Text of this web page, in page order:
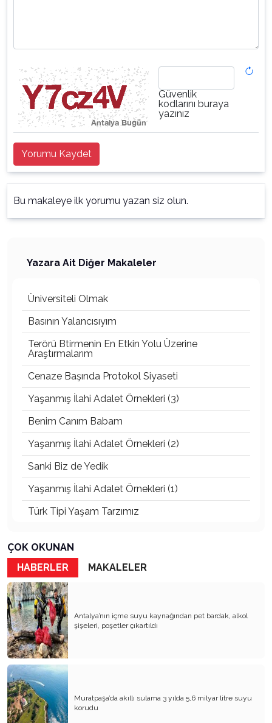
Güvenlik
kodlarını buraya
yazınız
Yorumu Kaydet
Bu makaleye ilk yorumu yazan siz olun.
Yazara Ait Diğer Makaleler
Üniversiteli Olmak
Basının Yalancısıyım
Terörü Btirmenin En Etkin Yolu Üzerine
Araştırmalarım
Cenaze Başında Protokol Siyaseti
Yaşanmış İlahi Adalet Örnekleri (3)
Benim Canım Babam
Yaşanmış İlahi Adalet Örnekleri (2)
Sanki Biz de Yedik
Yaşanmış İlahi Adalet Örnekleri (1)
Türk Tipi Yaşam Tarzımız
Katil Ağaçlar
Keşke Herkes Sevdiği ve İyi Bildiği İşi Yapsa
Veda Mektubum
Avm’ler Sinek Avlıyor
Hangi Gazetecilerin Günü?
Çok Para, Çok Bela
Geçen Yıldan Akılda Kalanlar
Yeni Yıl Duam
ÇOK OKUNAN
HABERLER
MAKALELER
Antalya’nın içme suyu kaynağından pet bardak, alkol
şişeleri, poşetler çıkartıldı
Muratpaşa’da akıllı sulama 3 yılda 5,6 milyar litre suyu
korudu